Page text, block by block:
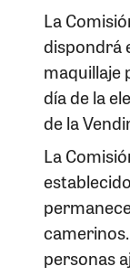
La
dispondrá
maquillaje
día de la
de la
La
personas